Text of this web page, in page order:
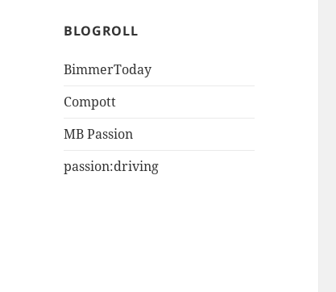
BLOGROLL
BimmerToday
Compott
MB Passion
passion:driving